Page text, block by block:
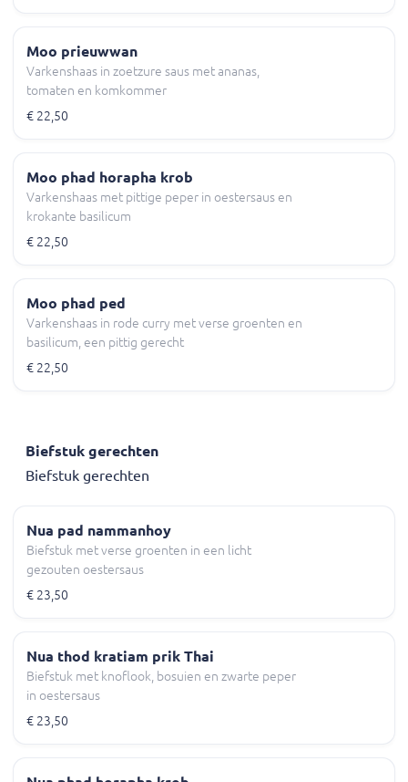
Moo prieuwwan
Varkenshaas in zoetzure saus met ananas,
tomaten en komkommer
€ 22,50
Moo phad horapha krob
Varkenshaas met pittige peper in oestersaus en
krokante basilicum
€ 22,50
Moo phad ped
Varkenshaas in rode curry met verse groenten en
basilicum, een pittig gerecht
€ 22,50
Biefstuk gerechten
Biefstuk gerechten
Nua pad nammanhoy
Biefstuk met verse groenten in een licht
gezouten oestersaus
€ 23,50
Nua thod kratiam prik Thai
Biefstuk met knoflook, bosuien en zwarte peper
in oestersaus
€ 23,50